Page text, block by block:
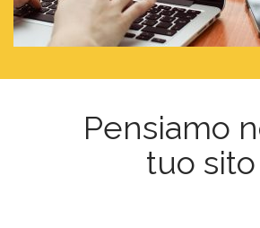
Pensiamo
tuo sito